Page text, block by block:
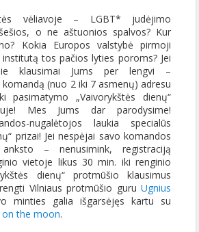
vėliavoje – LGBT* judėjimo
o ne aštuonios spalvos? Kur
Kokia Europos valstybė pirmoji
institutą tos pačios lyties poroms? Jei
klausimai Jums per lengvi –
(nuo 2 iki 7 asmenų) adresu
pasimatymo „Vaivorykštės dienų“
Mes Jums dar parodysime!
nugalėtojos laukia specialūs
prizai! Jei nespėjai savo komandos
– nenusimink, registraciją
vietoje likus 30 min. iki renginio
dienų“ protmūšio klausimus
Vilniaus protmūšio guru Ugnius
minties galia išgarsėjęs kartu su
on the moon.